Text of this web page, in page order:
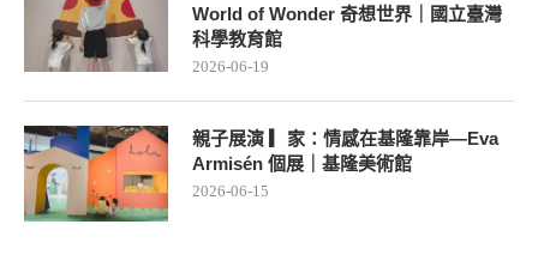
World of Wonder 奇想世界｜國立臺灣
科學教育館
2026-06-19
親子展演 ▎家：情感在基隆靠岸—Eva
Armisén 個展｜基隆美術館
2026-06-15